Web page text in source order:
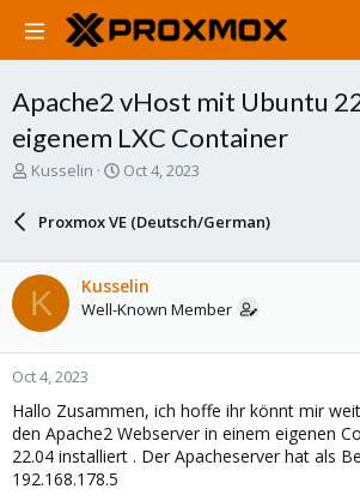
Apache2 vHost mit Ubuntu
eigenem LXC Container
T
d
s
t
t
e
r
Kusselin
S
a
r
d
a
t
Oct 4, 2023
Proxmox VE (Deutsch/German)
K Kusselin
Well-Known Member
Oct 4, 2023
Hallo Zusammen, ich hoffe ihr könnt mir
den Apache2 Webserver in einem eigenen
22.04 installiert . Der Apacheserver hat als
192.168.178.5